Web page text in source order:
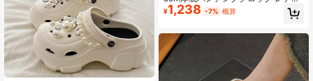
ース 夏用 エレガント アウトドア 20
26新作 ビーチ EVAサンダル ミニマ
ーヒー カーキ ピンク ブラウン ブル
ー
¥1,238 -7% 概算